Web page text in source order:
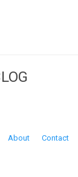
About Contact